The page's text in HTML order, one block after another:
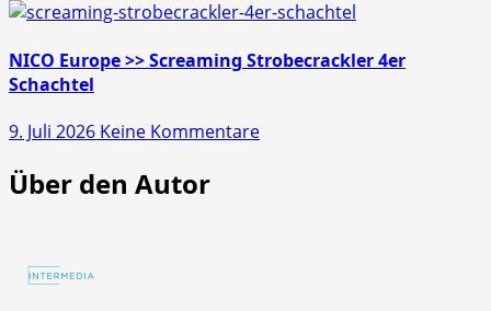
Schachtel
NICO
>>
Fontänenbatterie
NICO Europe >> Screaming Strobecrackler 4er
Schachtel
9. Juli 2026 Keine Kommentarezu
Über den Autor